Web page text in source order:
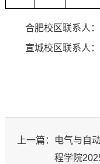
合肥校区联系人：
宣城校区联系人
上一篇：
电气与自
程学院